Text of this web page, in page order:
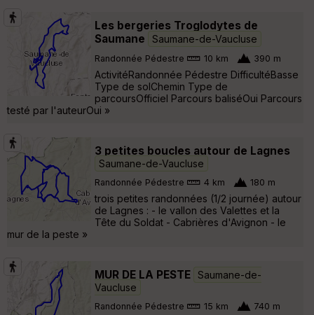
Les bergeries Troglodytes de
Saumane
Saumane-de-Vaucluse
Randonnée Pédestre 10 km 390 m
ActivitéRandonnée Pédestre DifficultéBasse
Type de solChemin Type de
parcoursOfficiel Parcours baliséOui Parcours
testé par l'auteurOui »
3 petites boucles autour de Lagnes
Saumane-de-Vaucluse
Randonnée Pédestre 4 km 180 m
trois petites randonnées (1/2 journée) autour
de Lagnes : - le vallon des Valettes et la
Tête du Soldat - Cabrières d'Avignon - le
mur de la peste »
MUR DE LA PESTE Saumane-de-
Vaucluse
Randonnée Pédestre 15 km 740 m